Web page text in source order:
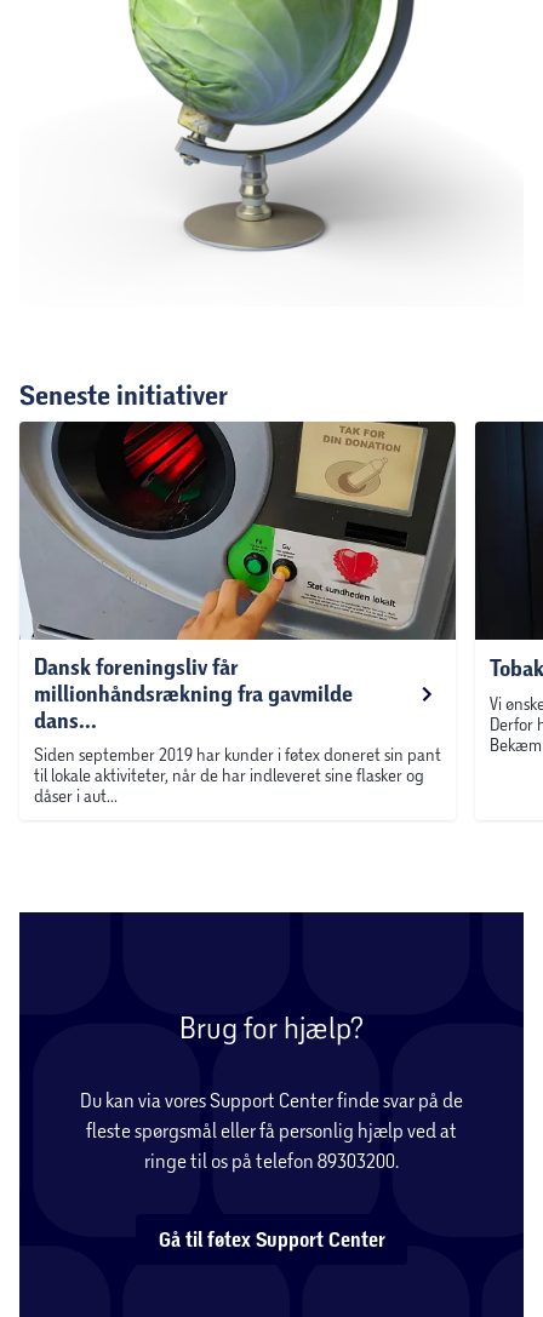
Seneste initiativer
Dansk foreningsliv får
millionhåndsrækning fra gavmilde
dans...
Siden september 2019 har kunder i føtex doneret sin pant
til lokale aktiviteter, når de har indleveret sine flasker og
dåser i aut...
Vi
Derfor
Brug for hjælp?
Du kan via vores Support Center finde svar på de
fleste spørgsmål eller få personlig hjælp ved at
ringe til os på telefon 89303200.
Gå til føtex Support Center